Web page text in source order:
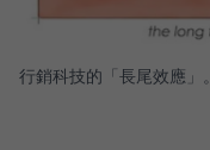
行銷科技的「長尾效應」。